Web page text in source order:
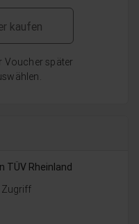
kaufen
Voucher später
TÜV Rheinland
Zugriff